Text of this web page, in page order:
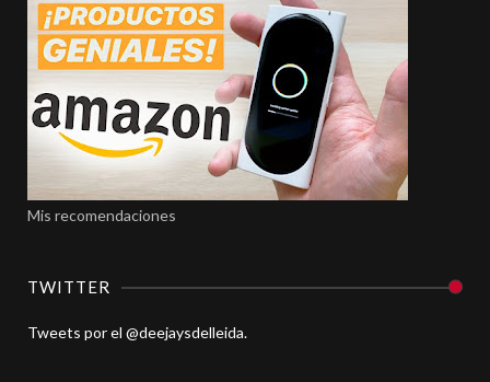
Mis recomendaciones
TWITTER
Tweets por el @deejaysdelleida.